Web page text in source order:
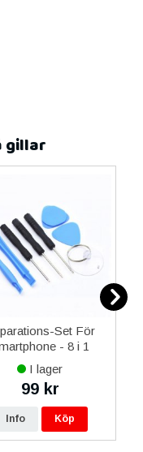
gillar
Set För
- 8 i 1
I lager
99 kr
Info Köp